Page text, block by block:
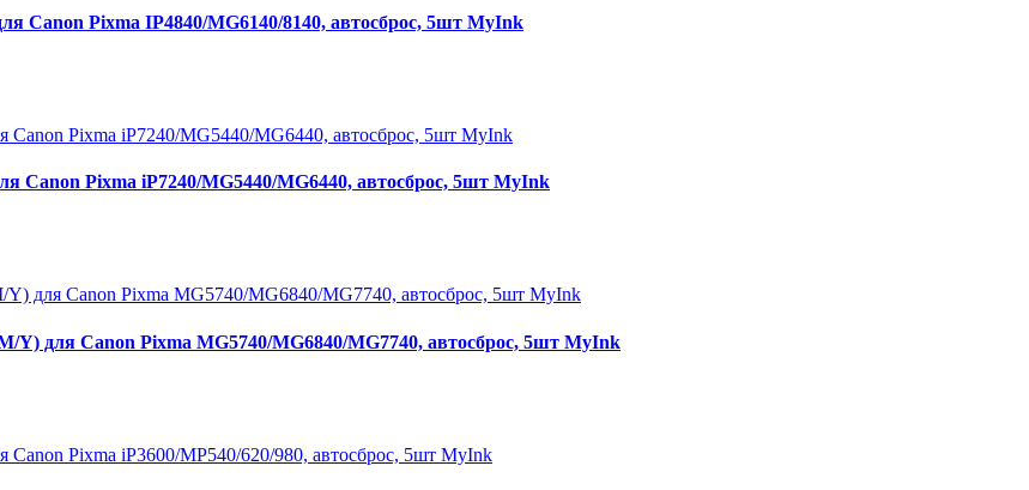
Pixma IP4840/MG6140/8140, автосброс, 5шт MyInk
Pixma iP7240/MG5440/MG6440, автосброс, 5шт MyInk
Canon Pixma MG5740/MG6840/MG7740, автосброс, 5шт MyInk